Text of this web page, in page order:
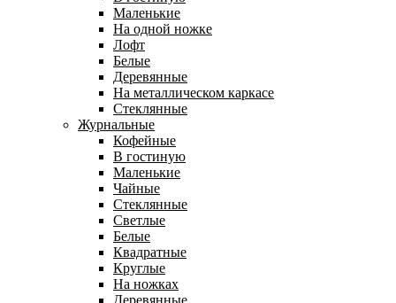
Маленькие
На одной ножке
Лофт
Белые
Деревянные
На металлическом каркасе
Стеклянные
Журнальные
Кофейные
В гостиную
Маленькие
Чайные
Стеклянные
Светлые
Белые
Квадратные
Круглые
На ножках